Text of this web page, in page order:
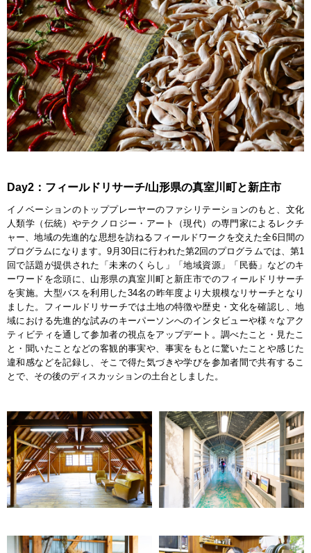
Day2：フィールドリサーチ/山形県の真室川町と新庄市
イノベーションのトッププレーヤーのファシリテーションのもと、文化
人類学（伝統）やテクノロジー・アート（現代）の専門家によるレクチ
ャー、地域の先進的な思想を訪ねるフィールドワークを交えた全6日間の
プログラムになります。9月30日に行われた第2回のプログラムでは、第1
回で話題が提供された「未来のくらし」「地域資源」「民藝」などのキ
ーワードを念頭に、山形県の真室川町と新庄市でのフィールドリサーチ
を実施。大型バスを利用した34名の昨年度より大規模なリサーチとなり
ました。フィールドリサーチでは土地の特徴や歴史・文化を確認し、地
域における先進的な試みのキーパーソンへのインタビューや様々なアク
ティビティを通して参加者の視点をアップデート。調べたこと・見たこ
と・聞いたことなどの客観的事実や、事実をもとに驚いたことや感じた
違和感などを記録し、そこで得た気づきや学びを参加者間で共有するこ
とで、その後のディスカッションの土台としました。